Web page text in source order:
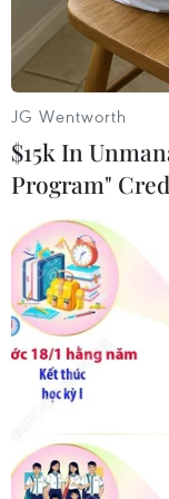
thất.
Công ty cổ
Sau một năm
JG Wentworth
$15k In
Program"